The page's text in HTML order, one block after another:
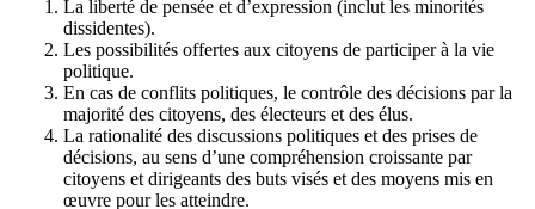
La liberté de pensée et d’expression (inclut les minorités
dissidentes).
Les possibilités offertes aux citoyens de participer à la vie
politique.
En cas de conflits politiques, le contrôle des décisions par la
majorité des citoyens, des électeurs et des élus.
La rationalité des discussions politiques et des prises de
décisions, au sens d’une compréhension croissante par
citoyens et dirigeants des buts visés et des moyens mis en
œuvre pour les atteindre.